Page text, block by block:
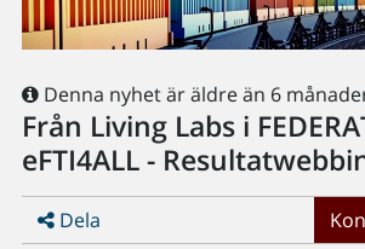
Denna nyhet är äldre än 6
Från Living Labs i
eFTI4ALL -
Dela